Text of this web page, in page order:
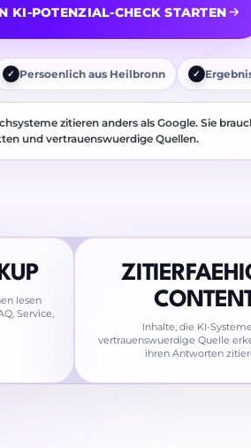
KI-POTENZIAL-CHECK STARTEN
✓ Persoenlich aus Heilbronn ✓
zitieren anders als Google. Sie
und vertrauenswuerdige Quellen.
lesen
Service,
Inhalte, die KI-
vertrauenswuerdige Quelle
ihren Antworten